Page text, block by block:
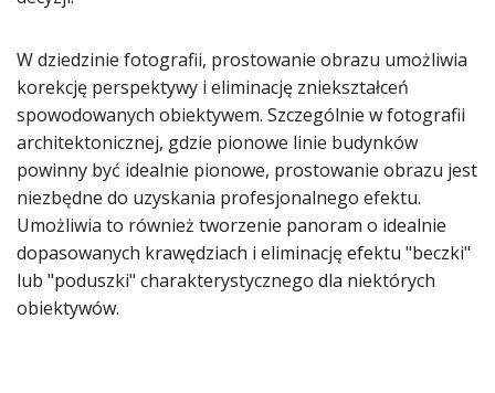
W dziedzinie fotografii, prostowanie obrazu umożliwia
korekcję perspektywy i eliminację zniekształceń
spowodowanych obiektywem. Szczególnie w fotografii
architektonicznej, gdzie pionowe linie budynków
powinny być idealnie pionowe, prostowanie obrazu jest
niezbędne do uzyskania profesjonalnego efektu.
Umożliwia to również tworzenie panoram o idealnie
dopasowanych krawędziach i eliminację efektu "beczki"
lub "poduszki" charakterystycznego dla niektórych
obiektywów.